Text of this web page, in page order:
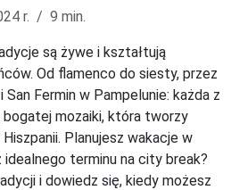
r. 9 min.
są żywe i kształtują
Od flamenco do siesty, przez
San Fermin w Pampelunie: każda z
mozaiki, która tworzy
Planujesz wakacje w
idealnego terminu na city break?
i dowiedz się, kiedy możesz